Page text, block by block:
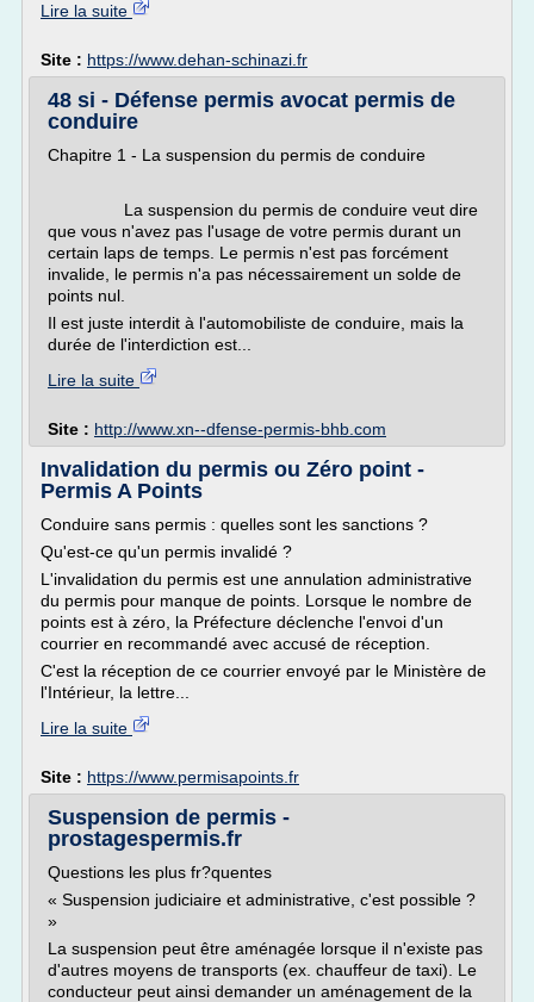
Lire la suite
Site : https://www.dehan-schinazi.fr
48 si - Défense permis avocat permis de
conduire
Chapitre 1 - La suspension du permis de conduire
La suspension du permis de conduire veut dire
que vous n'avez pas l'usage de votre permis durant un
certain laps de temps. Le permis n'est pas forcément
invalide, le permis n'a pas nécessairement un solde de
points nul.
Il est juste interdit à l'automobiliste de conduire, mais la
durée de l'interdiction est...
Lire la suite
Site : http://www.xn--dfense-permis-bhb.com
Invalidation du permis ou Zéro point -
Permis A Points
Conduire sans permis : quelles sont les sanctions ?
Qu'est-ce qu'un permis invalidé ?
L'invalidation du permis est une annulation administrative
du permis pour manque de points. Lorsque le nombre de
points est à zéro, la Préfecture déclenche l'envoi d'un
courrier en recommandé avec accusé de réception.
C'est la réception de ce courrier envoyé par le Ministère de
l'Intérieur, la lettre...
Lire la suite
Site : https://www.permisapoints.fr
Suspension de permis -
prostagespermis.fr
Questions les plus fr?quentes
« Suspension judiciaire et administrative, c'est possible ?
»
La suspension peut être aménagée lorsque il n'existe pas
d'autres moyens de transports (ex. chauffeur de taxi). Le
conducteur peut ainsi demander un aménagement de la